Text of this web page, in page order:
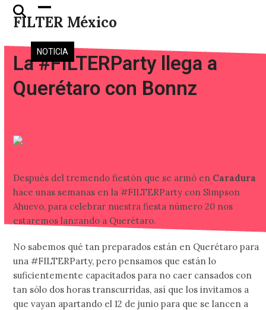
Skip
FILTER México
Open
mobile
menu
Close
mobile
menu
NOTICIA
La #FILTERParty llega a
Querétaro con Bonnz
Después del tremendo fiestón que se armó en Caradura
hace unas semanas en la #FILTERParty con Simpson
Ahuevo, para celebrar nuestra fiesta número 20 nos
estaremos lanzando a Querétaro.
No sabemos qué tan preparados están en Querétaro para
una #FILTERParty, pero pensamos que están lo
suficientemente capacitados para no caer cansados con
tan sólo dos horas transcurridas, así que los invitamos a
que vayan apartando el 12 de junio para que se lancen a